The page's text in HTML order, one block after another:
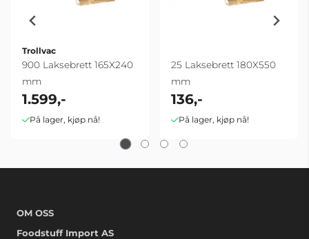
Trollvac
900 Laksebrett 165X240
mm
1.599,-
På lager, kjøp nå!
25 Laksebrett 180X550
mm
136,-
På lager, kjøp nå!
OM OSS
Foodstuff Import AS